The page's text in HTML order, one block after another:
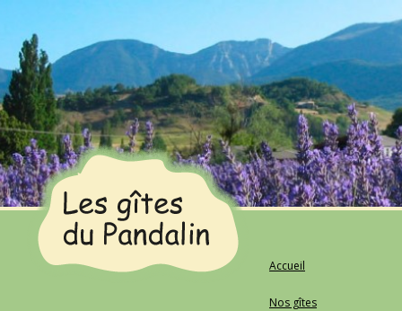
Location de gîtes dans la Drôme en toutes saisons
Accueil
Nos gîtes